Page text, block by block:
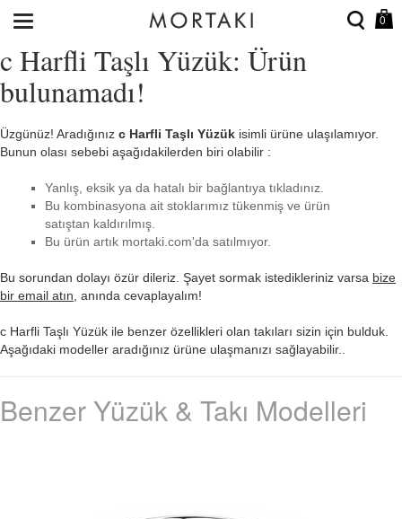
0
c Harfli Taşlı Yüzük: Ürün
bulunamadı!
Üzgünüz! Aradığınız c Harfli Taşlı Yüzük isimli ürüne ulaşılamıyor.
Bunun olası sebebi aşağıdakilerden biri olabilir :
Yanlış, eksik ya da hatalı bir bağlantıya tıkladınız.
Bu kombinasyona ait stoklarımız tükenmiş ve ürün
satıştan kaldırılmış.
Bu ürün artık mortaki.com'da satılmıyor.
Bu sorundan dolayı özür dileriz. Şayet sormak istedikleriniz varsa bize
bir email atın , anında cevaplayalım!
c Harfli Taşlı Yüzük ile benzer özellikleri olan takıları sizin için bulduk.
Aşağıdaki modeller aradığınız ürüne ulaşmanızı sağlayabilir..
Benzer Yüzük & Takı Modelleri